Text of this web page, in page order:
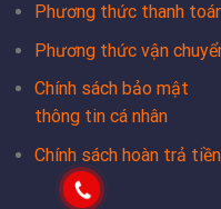
Phương thức thanh
Phương thức vận
Chính sách bảo mật
thông tin cá nhân
Chính sách hoàn trả tiền